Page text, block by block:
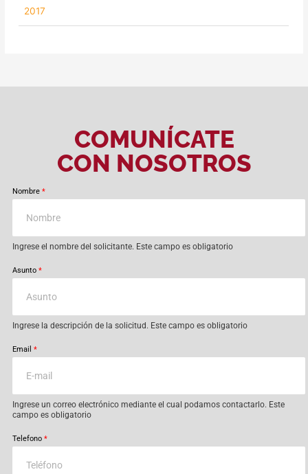
2017
COMUNÍCATE
CON NOSOTROS
Nombre *
Ingrese el nombre del solicitante. Este campo es obligatorio
Asunto *
Ingrese la descripción de la solicitud. Este campo es obligatorio
Email *
Ingrese un correo electrónico mediante el cual podamos contactarlo. Este
campo es obligatorio
Telefono *